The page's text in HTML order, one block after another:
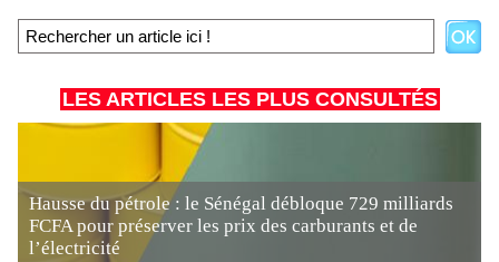
LES ARTICLES LES PLUS CONSULTÉS
Hausse du pétrole : le Sénégal débloque 729 milliards
FCFA pour préserver les prix des carburants et de
l’électricité